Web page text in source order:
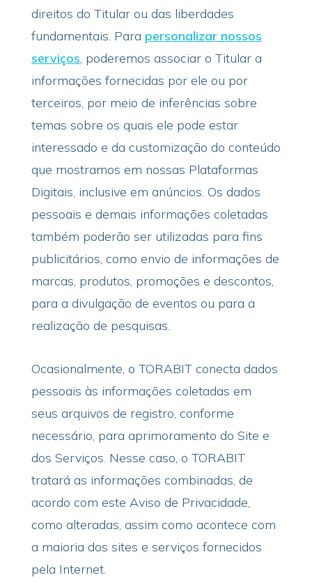
direitos do Titular ou das liberdades
fundamentais. Para personalizar nossos
serviços, poderemos associar o Titular a
informações fornecidas por ele ou por
terceiros, por meio de inferências sobre
temas sobre os quais ele pode estar
interessado e da customização do conteúdo
que mostramos em nossas Plataformas
Digitais, inclusive em anúncios. Os dados
pessoais e demais informações coletadas
também poderão ser utilizadas para fins
publicitários, como envio de informações de
marcas, produtos, promoções e descontos,
para a divulgação de eventos ou para a
realização de pesquisas.
Ocasionalmente, o TORABIT conecta dados
pessoais às informações coletadas em
seus arquivos de registro, conforme
necessário, para aprimoramento do Site e
dos Serviços. Nesse caso, o TORABIT
tratará as informações combinadas, de
acordo com este Aviso de Privacidade,
como alteradas, assim como acontece com
a maioria dos sites e serviços fornecidos
pela Internet.